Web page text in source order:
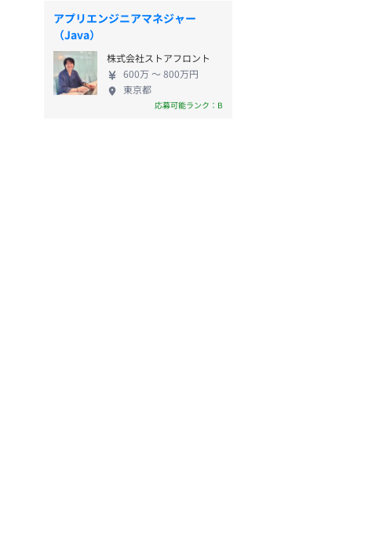
アプリエンジニアマネジャー
（Java）
株式会社ストアフロント
600万 〜 800万円
東京都
応募可能ランク：B